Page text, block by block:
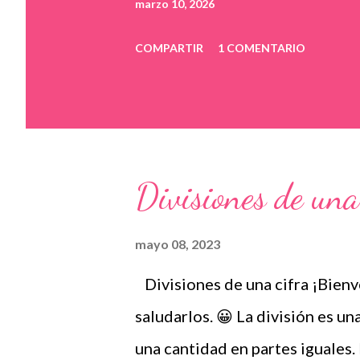
marzo 10, 2026
COMPARTIR 1 COMENTARIO
Divisiones de
mayo 08, 2023
Divisiones de una cifra
saludarlos. 😀 La división es
una cantidad en partes